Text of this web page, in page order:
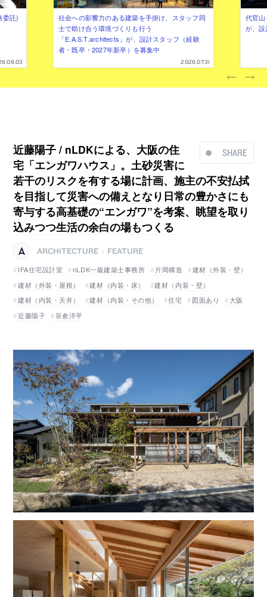
委託)
社会への影響力のある建築を手掛け、スタッフ同
士で助け合う環境づくりも行う
「E.A.S.T.architects」が、設計スタッフ（経験
者・既卒・2027年新卒）を募集中
2026.07.31
代官
が、
SHARE
近藤陽子 / nLDKによる、大阪の住
宅「エンガワハウス」。土砂災害に
若干のリスクを有する場に計画、施主の不安払拭
を目指して災害への備えとなり日常の豊かさにも
寄与する高基礎の“エンガワ”を考案、眺望を取り
込みつつ生活の余白の場もつくる
ARCHITECTURE
FEATURE
IFA住宅設計室
nLDK一級建築士事務所 片岡構造
建材（外装・壁）
建材（外装・屋根）
建材（内装・床）
建材（内装・壁）
建材（内装・天井）
建材（内装・その他） 住宅 図面あり
大阪
近藤陽子
笹倉洋平